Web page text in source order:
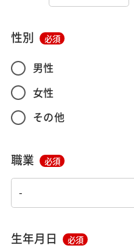
性別 必須
男性
女性
その他
職業 必須
生年月日 必須